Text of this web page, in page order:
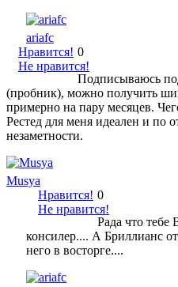
ariafc
Нравится!
Не нравится!
0
Подписываюсь
(пробник), можно получить
примерно на пару месяцев.
Рестед для меня идеален и по
незаметности.
Musya
Нравится!
Не нравится!
0
Рада что тебе
консилер.... А Бриллианс
него в восторге....